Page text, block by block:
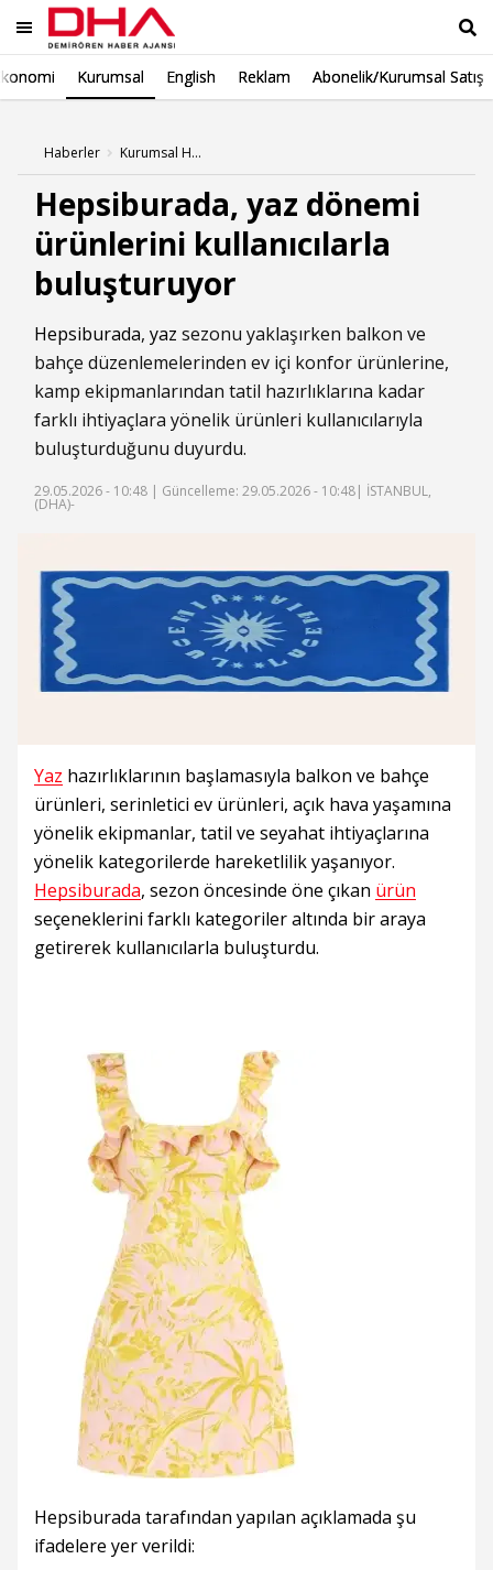
Kurumsal English Reklam Abonelik/Kurumsal Satış
Haberler Kurumsal Haberleri
Hepsiburada, yaz dönemi
ürünlerini kullanıcılarla
buluşturuyor
Hepsiburada, yaz sezonu yaklaşırken balkon ve
bahçe düzenlemelerinden ev içi konfor ürünlerine,
kamp ekipmanlarından tatil hazırlıklarına kadar
farklı ihtiyaçlara yönelik ürünleri kullanıcılarıyla
buluşturduğunu duyurdu.
29.05.2026 - 10:48 | Güncelleme: 29.05.2026 - 10:48| İSTANBUL,
(DHA)-
Yaz hazırlıklarının başlamasıyla balkon ve bahçe
ürünleri, serinletici ev ürünleri, açık hava yaşamına
yönelik ekipmanlar, tatil ve seyahat ihtiyaçlarına
yönelik kategorilerde hareketlilik yaşanıyor.
Hepsiburada, sezon öncesinde öne çıkan ürün
seçeneklerini farklı kategoriler altında bir araya
getirerek kullanıcılarla buluşturdu.
Hepsiburada tarafından yapılan açıklamada şu
ifadelere yer verildi: